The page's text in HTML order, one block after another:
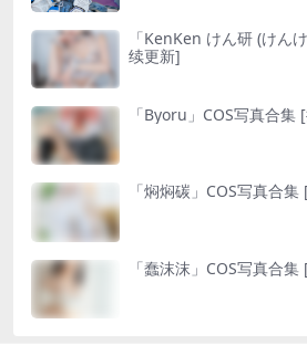
「KenKen けん研 (けん
续更新]
「Byoru」COS写真合集
「焖焖碳」COS写真合
「蠢沫沫」COS写真合